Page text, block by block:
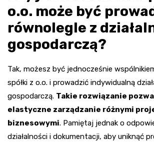
o.o. może być
równolegle z
gospodarczą?
Tak, możesz być jednocześnie
spółki z o.o. i prowadzić indywidualną
gospodarczą. Takie rozwiązanie
elastyczne zarządzanie różnymi
biznesowymi. Pamiętaj jednak o
działalności i dokumentacji, aby uniknąć